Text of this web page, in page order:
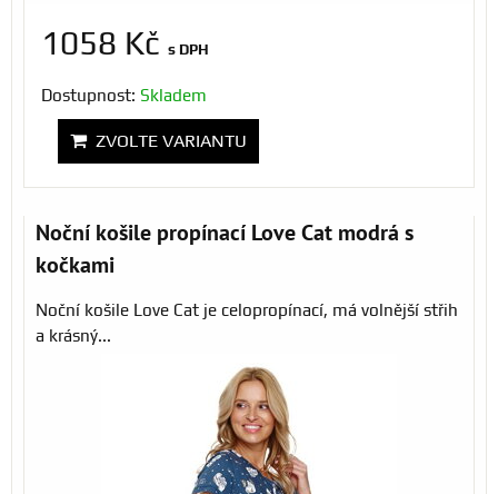
1058 Kč s DPH
Dostupnost: Skladem
ZVOLTE VARIANTU
Noční košile propínací Love Cat modrá s
kočkami
Noční košile Love Cat je celopropínací, má volnější střih
a krásný...